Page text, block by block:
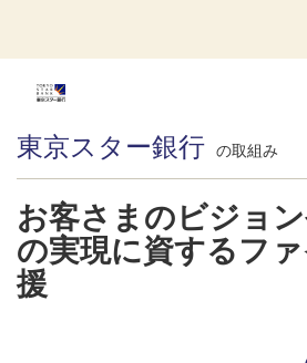
東京スター銀行 の取組み
お客さまのビジョ
の実現に資するフ
援